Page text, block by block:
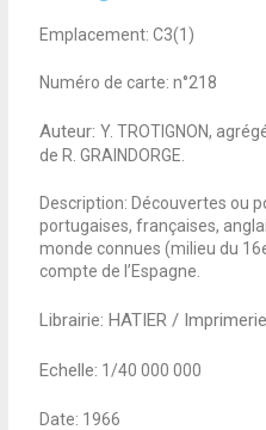
Emplacement: C3(1)
Numéro de carte: n°218
Auteur: Y. TROTIGNON,
de R. GRAINDORGE.
Description: Découvertes ou
portugaises, françaises,
monde connues (milieu du
compte de l’Espagne.
Librairie: HATIER /
Echelle: 1/40 000 000
Date: 1966